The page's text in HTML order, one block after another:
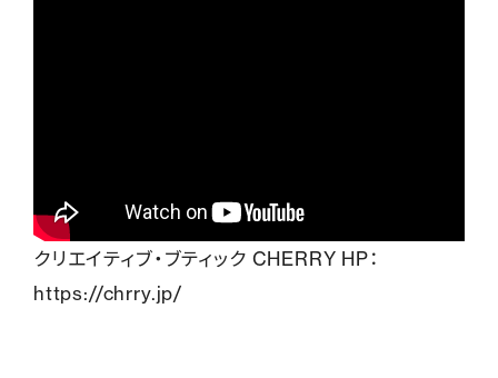
クリエイティブ・ブティック CHERRY HP：
https://chrry.jp/